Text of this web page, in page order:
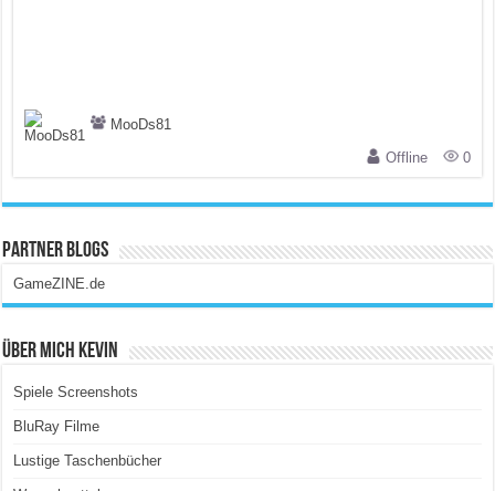
MooDs81
Offline
0
Partner Blogs
GameZINE.de
Über Mich Kevin
Spiele Screenshots
BluRay Filme
Lustige Taschenbücher